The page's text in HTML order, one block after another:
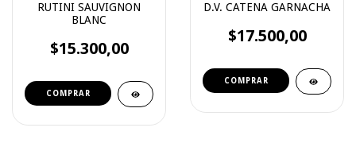
RUTINI SAUVIGNON
BLANC
$15.300,00
D.V. CATENA GARNACHA
$17.500,00